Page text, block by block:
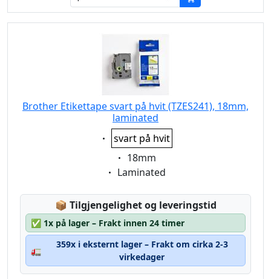
Brother Etikettape svart på hvit (TZES241), 18mm,
laminated
Eigenschaft:
svart på hvit
Eigenschaft:
18mm
Eigenschaft:
Laminated
📦 Lagerstatus:
Tilgjengelighet og leveringstid
✅ 1x på lager – Frakt innen 24 timer
🚛
359x i eksternt lager – Frakt om cirka 2-3
virkedager